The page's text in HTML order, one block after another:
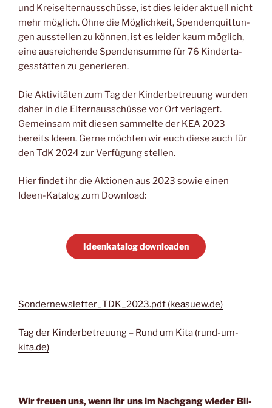
und Kreis­eltern­aus­schüs­se, ist dies lei­der aktu­ell nicht
mehr mög­lich. Ohne die Mög­lich­keit, Spen­den­quit­tun­
gen aus­stel­len zu kön­nen, ist es lei­der kaum mög­lich,
eine aus­rei­chen­de Spen­den­sum­me für 76 Kin­der­ta­
ges­stät­ten zu generieren.
Die Akti­vi­tä­ten zum Tag der Kin­der­be­treu­ung wur­den
daher in die Eltern­aus­schüs­se vor Ort ver­la­gert.
Gemein­sam mit die­sen sam­mel­te der KEA 2023
bereits Ideen. Ger­ne möch­ten wir euch die­se auch für
den TdK 2024 zur Ver­fü­gung stellen.
Hier fin­det ihr die Aktio­nen aus 2023 sowie einen
Ideen-Kata­log zum Download:
Ideen­ka­ta­log downloaden
Sondernewsletter_TDK_2023.pdf (keasuew.de)
Tag der Kin­der­be­treu­ung – Rund um Kita (rund-um-
kita.de)
Wir freu­en uns, wenn ihr uns im Nach­gang wie­der Bil­